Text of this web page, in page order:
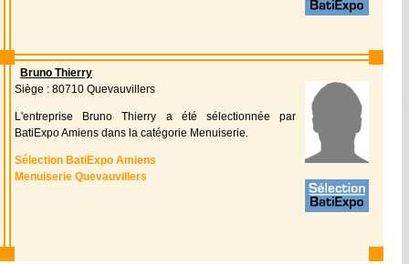
Bruno Thierry
Siège : 80710 Quevauvillers
L'entreprise Bruno Thierry a été sélectionnée par
BatiExpo Amiens dans la catégorie Menuiserie.
Sélection BatiExpo Amiens
Menuiserie Quevauvillers